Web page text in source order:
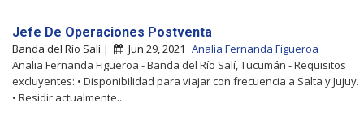
Jefe De Operaciones Postventa
Banda del Río Salí | Jun 29, 2021 Analia Fernanda Figueroa
Analia Fernanda Figueroa - Banda del Río Salí, Tucumán - Requisitos
excluyentes: • Disponibilidad para viajar con frecuencia a Salta y Jujuy.
• Residir actualmente...